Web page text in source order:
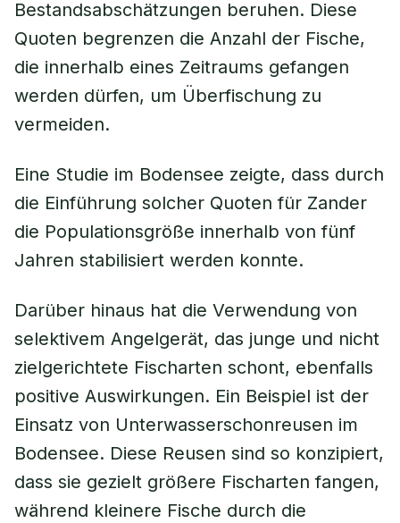
Bestandsabschätzungen beruhen. Diese
Quoten begrenzen die Anzahl der Fische,
die innerhalb eines Zeitraums gefangen
werden dürfen, um Überfischung zu
vermeiden.
Eine Studie im Bodensee zeigte, dass durch
die Einführung solcher Quoten für Zander
die Populationsgröße innerhalb von fünf
Jahren stabilisiert werden konnte.
Darüber hinaus hat die Verwendung von
selektivem Angelgerät, das junge und nicht
zielgerichtete Fischarten schont, ebenfalls
positive Auswirkungen. Ein Beispiel ist der
Einsatz von Unterwasserschonreusen im
Bodensee. Diese Reusen sind so konzipiert,
dass sie gezielt größere Fischarten fangen,
während kleinere Fische durch die